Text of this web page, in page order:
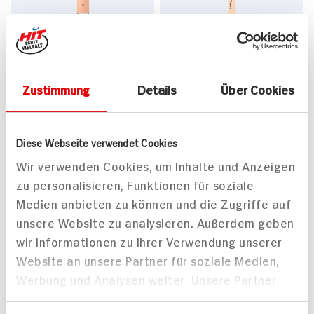
Zustimmung Details Über Cookies
Diese Webseite verwendet Cookies
Wir verwenden Cookies, um Inhalte und Anzeigen
zu personalisieren, Funktionen für soziale
Medien anbieten zu können und die Zugriffe auf
unsere Website zu analysieren. Außerdem geben
wir Informationen zu Ihrer Verwendung unserer
Website an unsere Partner für soziale Medien,
Werbung und Analysen weiter. Unsere Partner
führen diese Informationen möglicherweise mit
Maybelline Concealer
Instant Anti-A.6
2x verfügbar
DISCOUNT
9.95
Maybelline Concealer
Maybelline Concealer
Instant Anti-A.2
Maybelline Concealer
Instant Anti-A.95